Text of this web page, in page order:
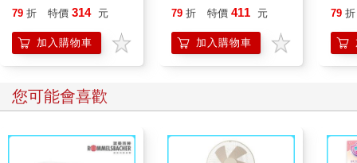
79 折 特價 314 元
加入購物車
喵》作者最新力作，附
79 折 特價 411 元
加入購物車
79 折
您可能會喜歡